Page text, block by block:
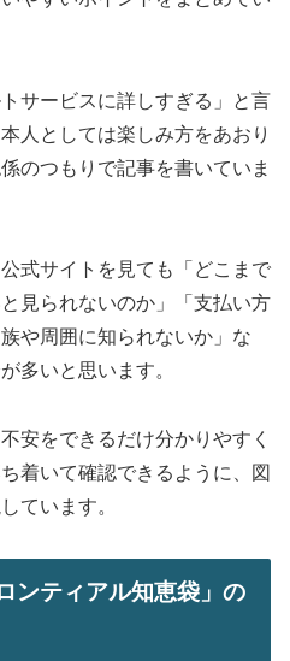
サービスに詳しすぎる」と言
人としては楽しみ方をあおり
のつもりで記事を書いていま
式サイトを見ても「どこまで
見られないのか」「支払い方
や周囲に知られないか」な
多いと思います。
安をできるだけ分かりやすく
着いて確認できるように、図
ています。
ンティアル知恵袋」の